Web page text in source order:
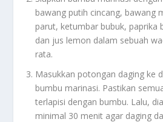
bawang putih cincang, bawang
parut, ketumbar bubuk, paprika
dan jus lemon dalam sebuah
rata.
Masukkan potongan daging ke
bumbu marinasi. Pastikan
terlapisi dengan bumbu. Lalu,
minimal 30 menit agar daging